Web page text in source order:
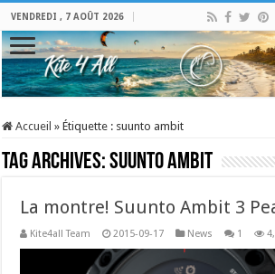
VENDREDI , 7 AOÛT 2026
Accueil » Étiquette : suunto ambit
Tag Archives:suunto ambit
La montre! Suunto Ambit 3
Kite4all Team 2015-09-17 News 1